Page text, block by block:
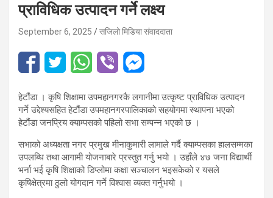
प्राविधिक उत्पादन गर्ने लक्ष्य
September 6, 2025 सजिलो मिडिया संवाददाता
हेटौंडा । कृषि शिक्षामा उपमहानगरकै लगानीमा उत्कृष्ट प्राविधिक उत्पादन
गर्ने उद्देश्यसहित हेटौंडा उपमहानगरपालिकाको सहयोगमा स्थापना भएको
हेटौंडा जनप्रिय क्याम्पसको पहिलो सभा सम्पन्न भएको छ ।
सभाको अध्यक्षता नगर प्रमुख मीनाकुमारी लामाले गर्दै क्याम्पसका हालसम्मका
उपलब्धि तथा आगामी योजनाबारे प्रस्तुत गर्नु भयो । उहाँले ४७ जना विद्यार्थी
भर्ना भई कृषि शिक्षाको डिप्लोमा कक्षा सञ्चालन भइसकेको र यसले
कृषिक्षेत्रमा ठुलो योगदान गर्ने विश्वास व्यक्त गर्नुभयो ।